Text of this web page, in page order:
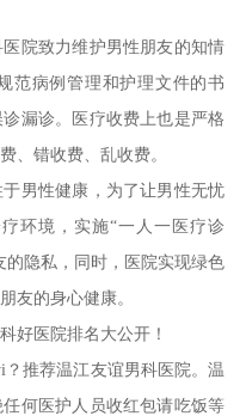
院致力维护男性朋友的知情
范病例管理和护理文件的书
漏诊。医疗收费上也是严格
、错收费、乱收费。
男性健康，为了让男性无忧
环境，实施“一人一医疗诊
的隐私，同时，医院实现绿色
友的身心健康。
医院排名大公开！
推荐温江友谊男科医院。温
何医护人员收红包请吃饭等